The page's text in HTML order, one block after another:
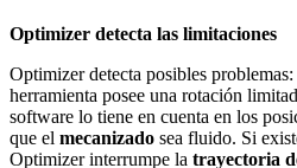
Optimizer detecta las limitaciones
Optimizer detecta posibles
herramienta posee una rotación
software lo tiene en cuenta en los
que el mecanizado sea fluido. Si
Optimizer interrumpe la trayectoria